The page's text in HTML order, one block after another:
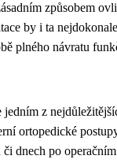
způsobem
by i ta
plného návratu
jedním z
ortopedické
dnech po